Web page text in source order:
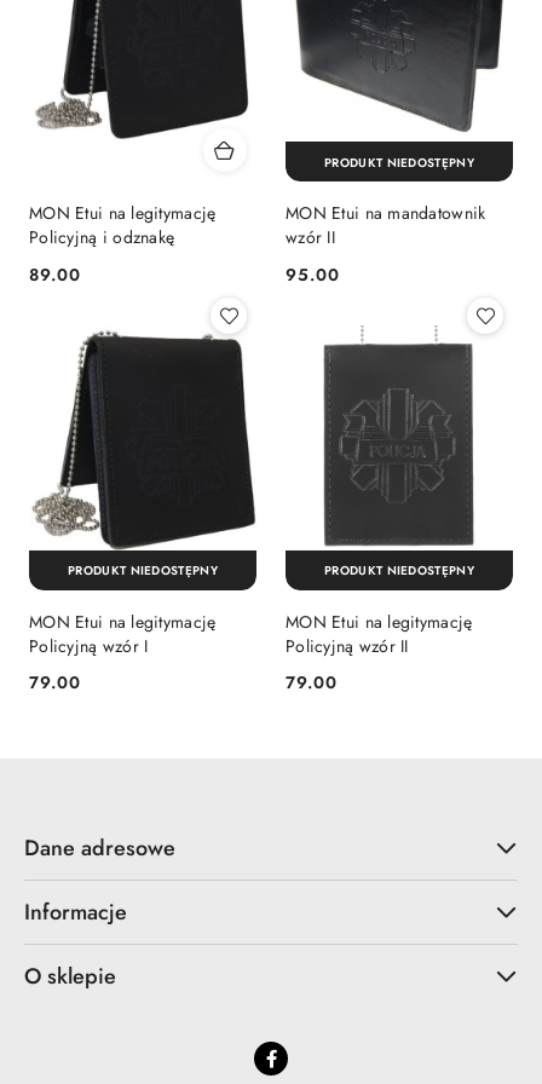
MON Etui na legitymację
Policyjną i odznakę
Cena:
89.00
MON Etui na mandatownik
wzór II
Cena:
95.00
PRODUKT NIEDOSTĘPNY
MON Etui na legitymację
Policyjną wzór I
Cena:
79.00
PRODUKT NIEDOSTĘPNY
MON Etui na legitymację
Policyjną wzór II
Cena:
79.00
PRODUKT NIEDOSTĘPNY
Dane adresowe
Informacje
O sklepie